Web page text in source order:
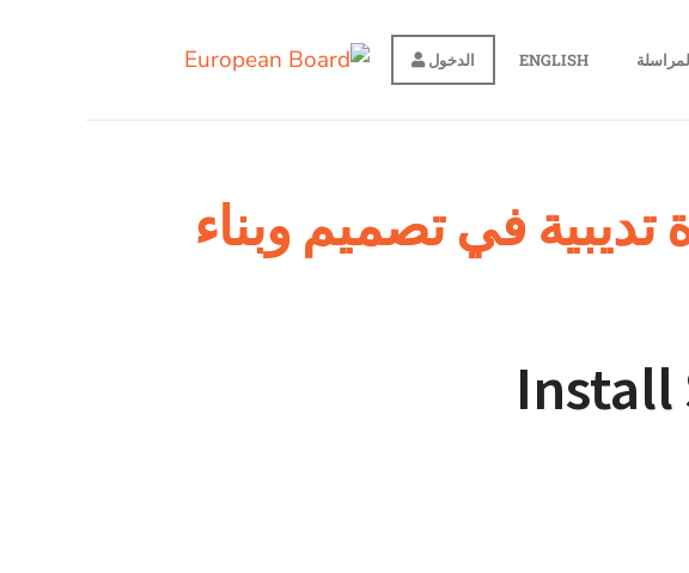
ENGLISH الدخول
تديبية في تصميم وبناء